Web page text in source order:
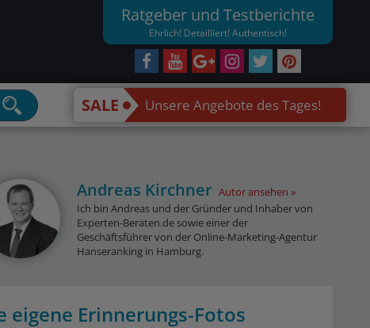
Ratgeber und Testberichte
Ehrlich! Detailliert! Authentisch!
SALE Unsere Angebote des Tages!
Andreas Kirchner Autor ansehen
Ich bin Andreas und der Gründer und Inhaber von
Experten-Beraten.de sowie einer der
Geschäftsführer von der Online-Marketing-Agentur
Hanseranking in Hamburg.
eigene Erinnerungs-Fotos